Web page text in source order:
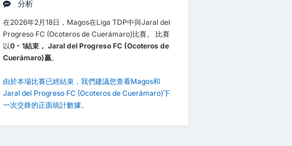
分析
在2026年2月18日，Magos在Liga TDP中與Jaral del
Progreso FC (Ocoteros de Cuerámaro)比賽。 比賽
以0 - 1結束， Jaral del Progreso FC (Ocoteros de
Cuerámaro)贏。
由於本場比賽已經結束，我們建議您查看Magos和
Jaral del Progreso FC (Ocoteros de Cuerámaro)下
一次交鋒的正面統計數據。